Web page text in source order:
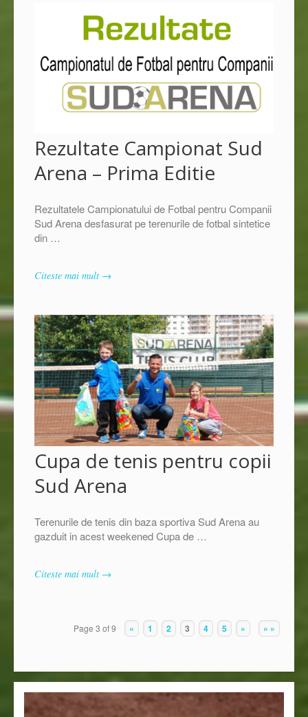
Rezultate Campionat Sud
Arena – Prima Editie
Rezultatele Campionatului de Fotbal pentru Companii
Sud Arena desfasurat pe terenurile de fotbal sintetice
din …
Citeste mai mult →
Cupa de tenis pentru copii
Sud Arena
Terenurile de tenis din baza sportiva Sud Arena au
gazduit in acest weekened Cupa de …
Citeste mai mult →
Page 3 of 9 « 1 2 3 4 5 » » »